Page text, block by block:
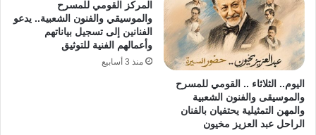
اليوم.. الثلاثاء .. القومي للمسرح
والموسيقى والفنون الشعبية
والمهن التمثيلية يحتفيان بالفنان
الراحل عبد العزيز مخيون
المركز القومي للمسرح
والموسيقي والفنون الشعبية.. يدعو
الفنانين إلى تسجيل بياناتهم
وأعمالهم الفنية للتوثيق
منذ 3 أسابيع